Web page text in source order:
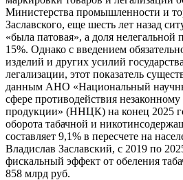
Министерства промышленности и
Заславского, еще шесть лет назад
«была патовая», а доля
15%. Однако с введением
изделий и других усилий
легализации, этот показатель
данным АНО «Национальный
сфере противодействия
продукции» (ННЦК) на конец 2025
оборота табачной и
составляет 9,1% в пересчете на
Владислав Заславский, с 2019 по
фискальный эффект от обеления
858 млрд руб.